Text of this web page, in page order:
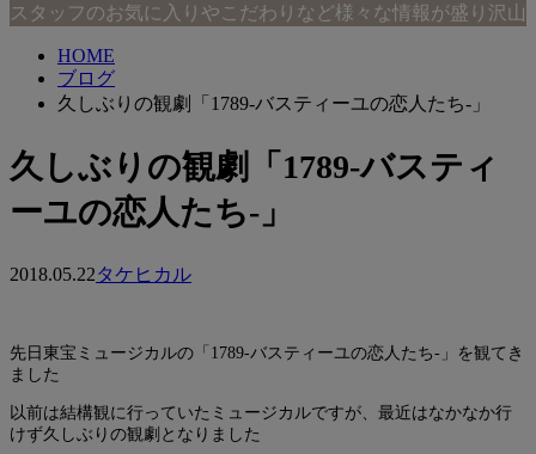
スタッフのお気に入りやこだわりなど様々な情報が盛り沢山
HOME
ブログ
久しぶりの観劇「1789-バスティーユの恋人たち-」
久しぶりの観劇「1789-バスティ
ーユの恋人たち-」
2018.05.22タケヒカル
先日東宝ミュージカルの「1789-バスティーユの恋人たち-」を観てき
ました
以前は結構観に行っていたミュージカルですが、最近はなかなか行
けず久しぶりの観劇となりました